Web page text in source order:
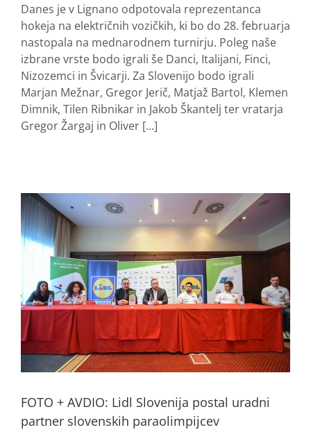
Danes je v Lignano odpotovala reprezentanca
hokeja na električnih vozičkih, ki bo do 28. februarja
nastopala na mednarodnem turnirju. Poleg naše
izbrane vrste bodo igrali še Danci, Italijani, Finci,
Nizozemci in Švicarji. Za Slovenijo bodo igrali
Marjan Mežnar, Gregor Jerič, Matjaž Bartol, Klemen
Dimnik, Tilen Ribnikar in Jakob Škantelj ter vratarja
Gregor Žargaj in Oliver [...]
FOTO + AVDIO: Lidl Slovenija postal uradni
partner slovenskih paraolimpijcev